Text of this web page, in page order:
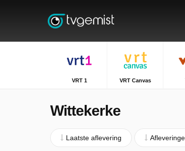
VRT 1 VRT Canvas
Wittekerke
Laatste aflevering